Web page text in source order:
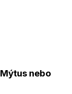
nebo